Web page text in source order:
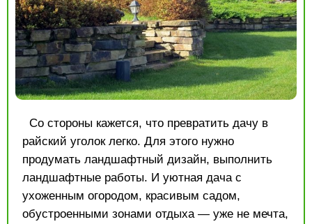
Со стороны кажется, что превратить дачу в
райский уголок легко. Для этого нужно
продумать ландшафтный дизайн, выполнить
ландшафтные работы. И уютная дача с
ухоженным огородом, красивым садом,
обустроенными зонами отдыха — уже не мечта,